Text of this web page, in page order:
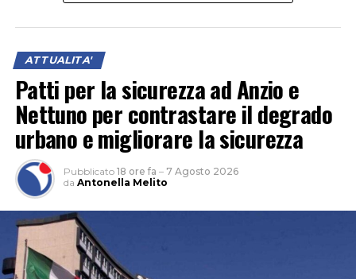
ATTUALITA'
Patti per la sicurezza ad Anzio e
Nettuno per contrastare il degrado
urbano e migliorare la sicurezza
Pubblicato 18 ore fa – 7 Agosto 2026
da Antonella Melito